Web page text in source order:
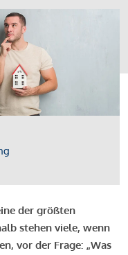
der größten
stehen viele, wenn
vor der Frage: „Was